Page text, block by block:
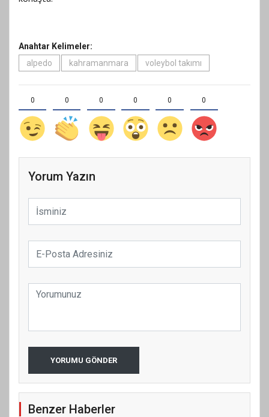
Anahtar Kelimeler:
alpedo
kahramanmara voleybol takımı
0 0 0 0 0 0
Yorum Yazın
YORUMU GÖNDER
Benzer Haberler